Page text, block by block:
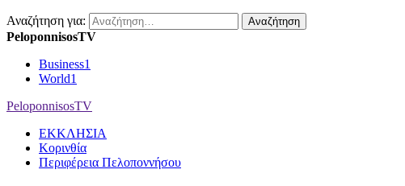
Αναζήτηση για:
PeloponnisosTV
Business1
World1
PeloponnisosTV
ΕΚΚΛΗΣΙΑ
Κορινθία
Περιφέρεια Πελοποννήσου